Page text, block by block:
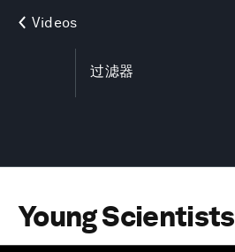
Videos
过滤器
Young Scientists